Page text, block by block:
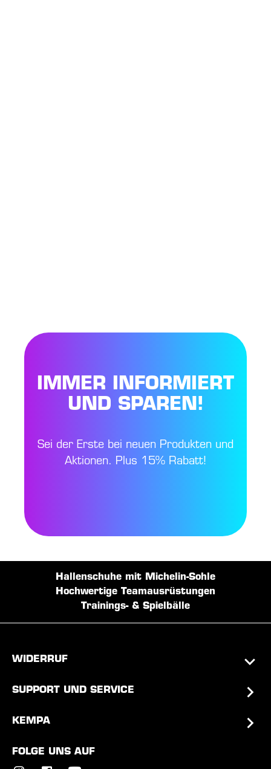
IMMER INFORMIERT
UND SPAREN!
Sei der Erste bei neuen Produkten und
Aktionen. Plus 15% Rabatt!
Hallenschuhe mit Michelin-Sohle
Hochwertige Teamausrüstungen
Trainings- & Spielbälle
WIDERRUF
SUPPORT UND SERVICE
KEMPA
FOLGE UNS AUF